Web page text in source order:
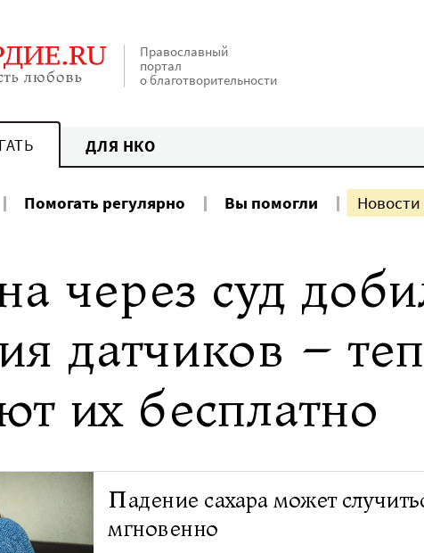
Православный
портал
о благотворительности
ДЛЯ НКО
Помогать регулярно Вы помогли
через суд
датчиков –
их бесплатно
Падение сахара может
мгновенно